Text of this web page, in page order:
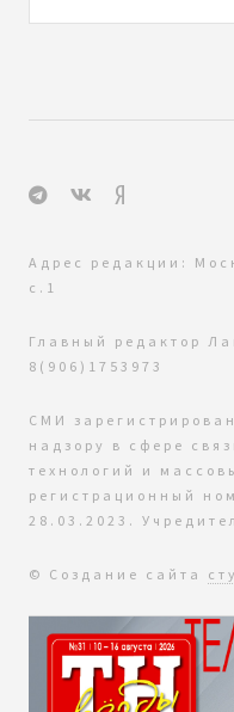
Адрес редакции:
с.1
Главный редактор
8(906)1753973
СМИ
надзору в сфере
технологий и
регистрационный
28.03.2023.
© Создание сайта